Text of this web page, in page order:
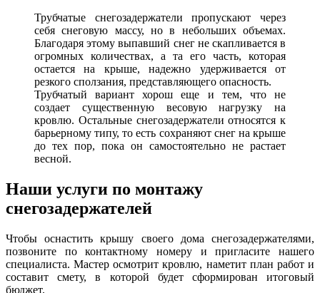
Трубчатые снегозадержатели пропускают через
себя снеговую массу, но в небольших объемах.
Благодаря этому выпавший снег не скапливается в
огромных количествах, а та его часть, которая
остается на крыше, надежно удерживается от
резкого сползания, представляющего опасность.
Трубчатый вариант хорош еще и тем, что не
создает существенную весовую нагрузку на
кровлю. Остальные снегозадержатели относятся к
барьерному типу, то есть сохраняют снег на крыше
до тех пор, пока он самостоятельно не растает
весной.
Наши услуги по монтажу
снегозадержателей
Чтобы оснастить крышу своего дома снегозадержателями,
позвоните по контактному номеру и пригласите нашего
специалиста. Мастер осмотрит кровлю, наметит план работ и
составит смету, в которой будет сформирован итоговый
бюджет.